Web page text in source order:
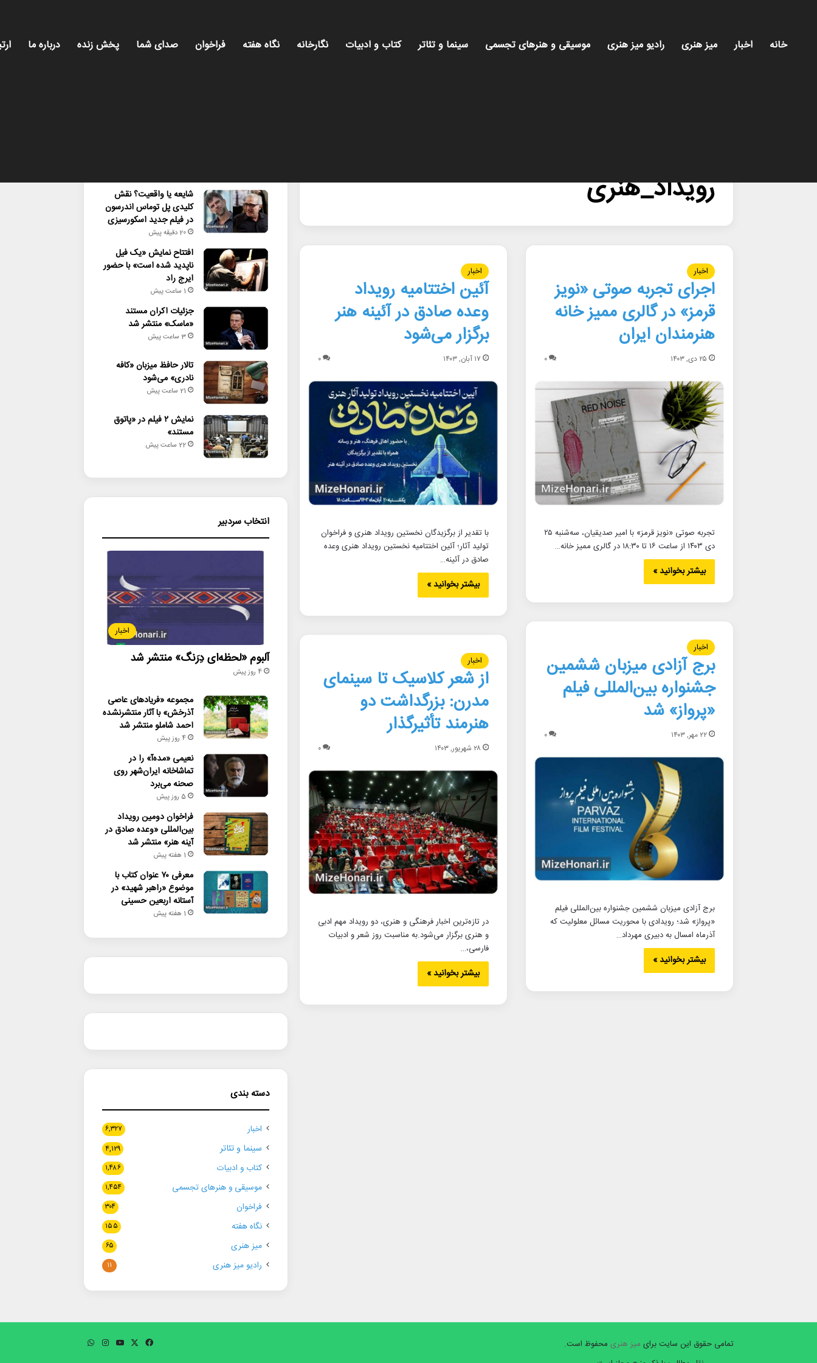
خانه اخبار میز هنری رادیو میز هنری موسیقی و هنرهای تجسمی سینما و تئاتر کتاب و ادبیات نگارخانه نگاه هفته فراخوان صدای شما پخش زنده درباره ما
رویداد_هنری
اخبار
اجرای تجربه صوتی «نویز
قرمز» در گالری ممیز خانه
هنرمندان ایران
۲۵ دی, ۱۴۰۳ ۰
تجربه صوتی «نویز قرمز» با امیر صدیقیان، سه‌شنبه ۲۵
دی ۱۴۰۳ از ساعت ۱۶ تا ۱۸:۳۰ در گالری ممیز خانه…
بیشتر بخوانید »
اخبار
آئین اختتامیه رویداد
وعده صادق در آئینه هنر
برگزار می‌شود
۱۷ آبان, ۱۴۰۳ ۰
با تقدیر از برگزیدگان نخستین رویداد هنری و فراخوان
تولید آثار؛ آئین اختتامیه نخستین رویداد هنری وعده
صادق در آئینه…
بیشتر بخوانید »
اخبار
برج آزادی میزبان ششمین
جشنواره بین‌المللی فیلم
«پرواز» شد
۲۲ مهر, ۱۴۰۳ ۰
برج آزادی میزبان ششمین جشنواره بین‌المللی فیلم
«پرواز» شد؛ رویدادی با محوریت مسائل معلولیت که
آذرماه امسال به دبیری مهرداد…
بیشتر بخوانید »
اخبار
از شعر کلاسیک تا سینمای
مدرن: بزرگداشت دو
هنرمند تأثیرگذار
۲۸ شهریور, ۱۴۰۳ ۰
در تازه‌ترین اخبار فرهنگی و هنری، دو رویداد مهم ادبی
و هنری برگزار می‌شود.به مناسبت روز شعر و ادبیات
فارسی،…
بیشتر بخوانید »
شایعه یا واقعیت؟ نقش
کلیدی پل توماس اندرسون
در فیلم جدید اسکورسیزی
20 دقیقه پیش
افتتاح نمایش «یک فیل
ناپدید شده است» با حضور
ایرج راد
1 ساعت پیش
جزئیات اکران مستند
«ماسک» منتشر شد
3 ساعت پیش
تالار حافظ میزبان «کافه
نادری» می‌شود
21 ساعت پیش
نمایش ۲ فیلم در «پاتوق
مستند»
22 ساعت پیش
انتخاب سردبیر
اخبار
آلبوم «لحظه‌ای دِرَنگ» منتشر شد
4 روز پیش
مجموعه «فریادهای عاصی
آذرخش» با آثار منتشرنشده
احمد شاملو منتشر شد
4 روز پیش
نعیمی «مده‌آ» را در
تماشاخانه ایران‌شهر روی
صحنه می‌برد
5 روز پیش
فراخوان دومین رویداد
بین‌المللی «وعده صادق در
آینه هنر» منتشر شد
1 هفته پیش
معرفی ۷۰ عنوان کتاب با
موضوع «راهبر شهید» در
آستانه اربعین حسینی
1 هفته پیش
دسته بندی
اخبار ۶,۳۲۷
سینما و تئاتر ۴,۱۲۹
کتاب و ادبیات ۱,۴۸۶
موسیقی و هنرهای تجسمی ۱,۴۵۴
فراخوان ۳۰۴
نگاه هفته ۱۵۵
میز هنری ۶۵
رادیو میز هنری ۱۱
تمامی حقوق این سایت برای میز هنری محفوظ است.
فیسبوکایکس یوتیوباینستاگرام